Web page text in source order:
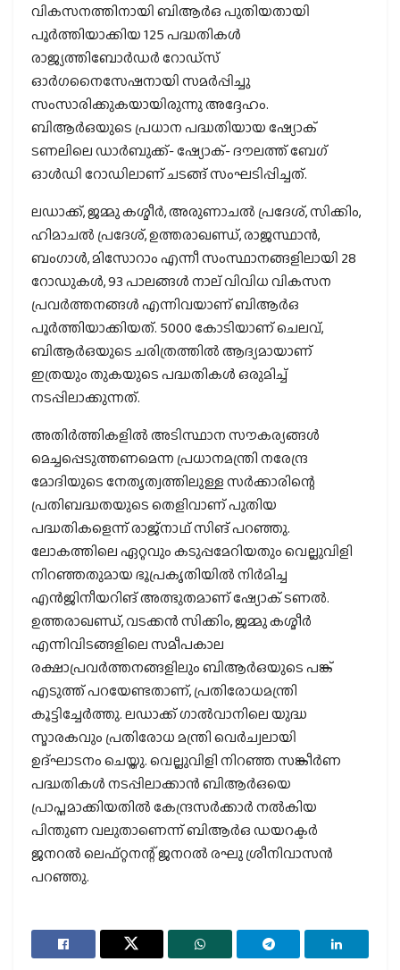
വികസനത്തിനായി ബിആര്‍ഒ പുതിയതായി
പൂര്‍ത്തിയാക്കിയ 125 പദ്ധതികള്‍
രാജ്യത്തിബോര്‍ഡര്‍ റോഡ്സ്
ഓര്‍ഗനൈസേഷനായി സമര്‍പ്പിച്ചു
സംസാരിക്കുകയായിരുന്നു അദ്ദേഹം.
ബിആര്‍ഒയുടെ പ്രധാന പദ്ധതിയായ ഷ്യോക്
ടണലിലെ ഡാര്‍ബുക്ക്- ഷ്യോക്- ദൗലത്ത് ബേഗ്
ഓള്‍ഡി റോഡിലാണ് ചടങ്ങ് സംഘടിപ്പിച്ചത്.
ലഡാക്ക്, ജമ്മു കശ്മീര്‍, അരുണാചല്‍ പ്രദേശ്, സിക്കിം,
ഹിമാചല്‍ പ്രദേശ്, ഉത്തരാഖണ്ഡ്, രാജസ്ഥാന്‍,
ബംഗാള്‍, മിസോറാം എന്നീ സംസ്ഥാനങ്ങളിലായി 28
റോഡുകള്‍, 93 പാലങ്ങള്‍ നാല് വിവിധ വികസന
പ്രവര്‍ത്തനങ്ങള്‍ എന്നിവയാണ് ബിആര്‍ഒ
പൂര്‍ത്തിയാക്കിയത്. 5000 കോടിയാണ് ചെലവ്,
ബിആര്‍ഒയുടെ ചരിത്രത്തില്‍ ആദ്യമായാണ്
ഇത്രയും തുകയുടെ പദ്ധതികള്‍ ഒരുമിച്ച്
നടപ്പിലാക്കുന്നത്.
അതിര്‍ത്തികളില്‍ അടിസ്ഥാന സൗകര്യങ്ങള്‍
മെച്ചപ്പെടുത്തണമെന്ന പ്രധാനമന്ത്രി നരേന്ദ്ര
മോദിയുടെ നേതൃത്വത്തിലുള്ള സര്‍ക്കാരിന്റെ
പ്രതിബദ്ധതയുടെ തെളിവാണ് പുതിയ
പദ്ധതികളെന്ന് രാജ്‌നാഥ് സിങ് പറഞ്ഞു.
ലോകത്തിലെ ഏറ്റവും കടുപ്പമേറിയതും വെല്ലുവിളി
നിറഞ്ഞതുമായ ഭൂപ്രകൃതിയില്‍ നിര്‍മിച്ച
എന്‍ജിനീയറിങ് അത്ഭുതമാണ് ഷ്യോക് ടണല്‍.
ഉത്തരാഖണ്ഡ്, വടക്കന്‍ സിക്കിം, ജമ്മു കശ്മീര്‍
എന്നിവിടങ്ങളിലെ സമീപകാല
രക്ഷാപ്രവര്‍ത്തനങ്ങളിലും ബിആര്‍ഒയുടെ പങ്ക്
എടുത്ത് പറയേണ്ടതാണ്, പ്രതിരോധമന്ത്രി
കൂട്ടിച്ചേര്‍ത്തു. ലഡാക്ക് ഗാല്‍വാനിലെ യുദ്ധ
സ്മാരകവും പ്രതിരോധ മന്ത്രി വെര്‍ച്വലായി
ഉദ്ഘാടനം ചെയ്തു. വെല്ലുവിളി നിറഞ്ഞ സങ്കീര്‍ണ
പദ്ധതികള്‍ നടപ്പിലാക്കാന്‍ ബിആര്‍ഒയെ
പ്രാപ്തമാക്കിയതില്‍ കേന്ദ്രസര്‍ക്കാര്‍ നല്‍കിയ
പിന്തുണ വലുതാണെന്ന് ബിആര്‍ഒ ഡയറക്ടര്‍
ജനറല്‍ ലെഫ്റ്റനന്റ് ജനറല്‍ രഘു ശ്രീനിവാസന്‍
പറഞ്ഞു.